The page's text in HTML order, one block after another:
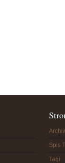
Spis
Tagi